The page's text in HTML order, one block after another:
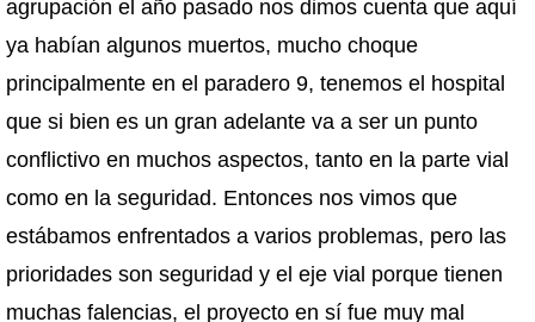
agrupación el año pasado nos dimos cuenta que aquí
ya habían algunos muertos, mucho choque
principalmente en el paradero 9, tenemos el hospital
que si bien es un gran adelante va a ser un punto
conflictivo en muchos aspectos, tanto en la parte vial
como en la seguridad. Entonces nos vimos que
estábamos enfrentados a varios problemas, pero las
prioridades son seguridad y el eje vial porque tienen
muchas falencias, el proyecto en sí fue muy mal